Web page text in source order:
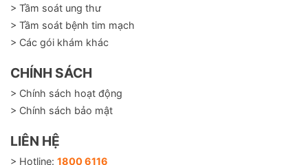
> Tầm soát ung thư
> Tầm soát bệnh tim mạch
> Các gói khám khác
CHÍNH SÁCH
> Chính sách hoạt động
> Chính sách bảo mật
LIÊN HỆ
> Hotline: 1800 6116